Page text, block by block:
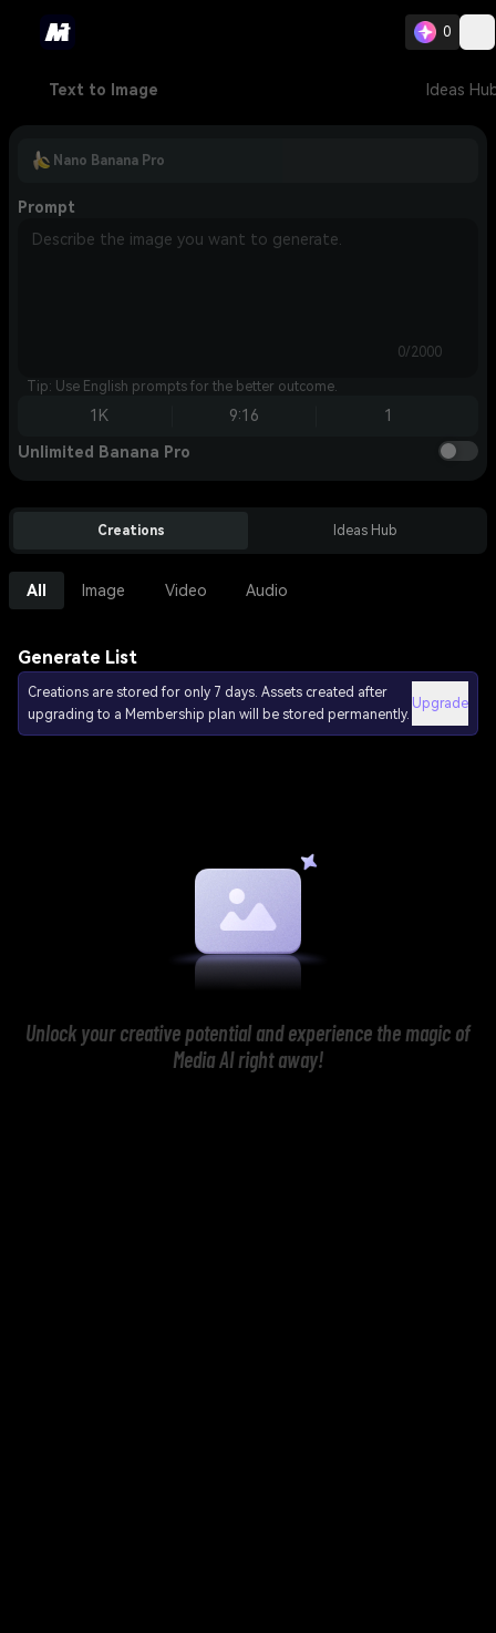
0
Text to Image Ideas
Nano Banana Pro
Prompt
0/2000
Tip: Use English prompts for the better outcome.
1K 9:16 1
Unlimited Banana Pro
Creations Ideas Hub
All Image Video Audio
Generate List
Creations are stored for only 7 days. Assets created after
upgrading to a Membership plan will be stored permanently.
Upgrade
Unlock your creative potential and experience the magic of
Media AI right away!